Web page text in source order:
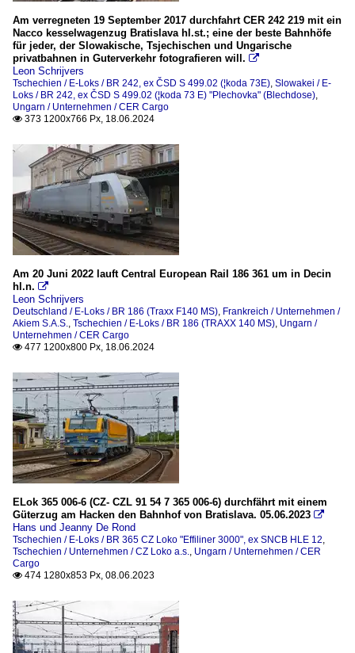
Am verregneten 19 September 2017 durchfahrt CER 242 219 mit ein
Nacco kesselwagenzug Bratislava hl.st.; eine der beste Bahnhöfe
für jeder, der Slowakische, Tsjechischen und Ungarische
privatbahnen in Guterverkehr fotografieren will. 
Leon Schrijvers
Tschechien / E-Loks / BR 242, ex ČSD S 499.02 (¦koda 73E), Slowakei / E-
Loks / BR 242, ex ČSD S 499.02 (¦koda 73 E) "Plechovka" (Blechdose),
Ungarn / Unternehmen / CER Cargo
 373 1200x766 Px, 18.06.2024
Am 20 Juni 2022 lauft Central European Rail 186 361 um in Decin
hl.n. 
Leon Schrijvers
Deutschland / E-Loks / BR 186 (Traxx F140 MS), Frankreich / Unternehmen /
Akiem S.A.S., Tschechien / E-Loks / BR 186 (TRAXX 140 MS), Ungarn /
Unternehmen / CER Cargo
 477 1200x800 Px, 18.06.2024
ELok 365 006-6 (CZ- CZL 91 54 7 365 006-6) durchfährt mit einem
Güterzug am Hacken den Bahnhof von Bratislava. 05.06.2023 
Hans und Jeanny De Rond
Tschechien / E-Loks / BR 365 CZ Loko "Effiliner 3000", ex SNCB HLE 12,
Tschechien / Unternehmen / CZ Loko a.s., Ungarn / Unternehmen / CER
Cargo
 474 1280x853 Px, 08.06.2023